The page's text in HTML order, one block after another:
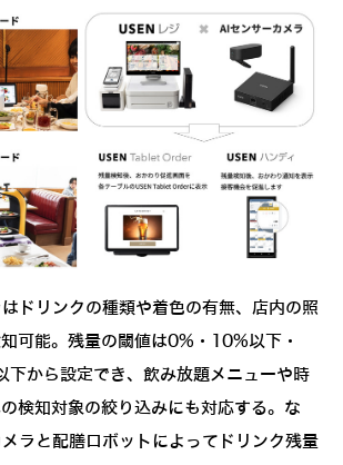
ドリンクの種類や着色の有無、店内の照
可能。残量の閾値は0%・10%以下・
から設定でき、飲み放題メニューや時
検知対象の絞り込みにも対応する。な
ラと配膳ロボットによってドリンク残量